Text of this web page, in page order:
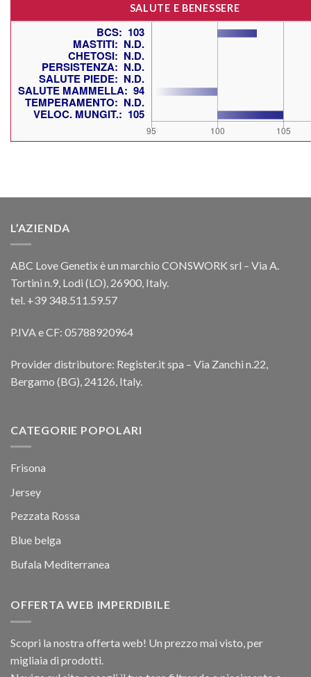
SALUTE E BENESSERE
L’AZIENDA
ABC Love Genetix è un marchio CONSWORK srl – Via A.
Tortini n.9, Lodi (LO), 26900, Italy.
tel. +39 348.511.59.57
P.IVA e CF: 05788920964
Provider distributore: Register.it spa – Via Zanchi n.22,
Bergamo (BG), 24126, Italy.
CATEGORIE POPOLARI
Frisona
Jersey
Pezzata Rossa
Blue belga
Bufala Mediterranea
OFFERTA WEB IMPERDIBILE
Scopri la nostra offerta web! Un prezzo mai visto, per
migliaia di prodotti.